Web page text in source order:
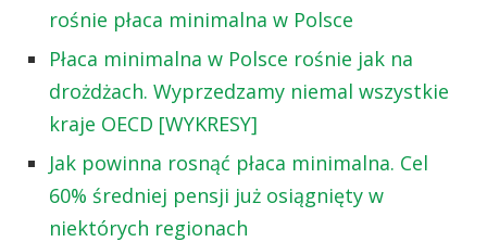
rośnie płaca minimalna w Polsce
Płaca minimalna w Polsce rośnie jak na
drożdżach. Wyprzedzamy niemal wszystkie
kraje OECD [WYKRESY]
Jak powinna rosnąć płaca minimalna. Cel
60% średniej pensji już osiągnięty w
niektórych regionach